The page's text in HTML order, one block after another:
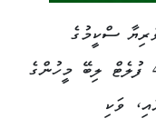
ސްކީމުގެ
ފުރަތަމަ ބުރުގެ، ފުރަތަމަ 4000 ފުލެޓް ލިބޭ މީހުންގެ
ވަކި